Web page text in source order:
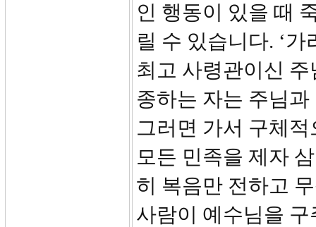
인 행동이 있을 때
릴 수 있습니다. ‘
최고 사령관이신
종하는 자는 주님
그러면 가서 구체
모든 민족을 제자
히 복음만 전하고
사람이 예수님을